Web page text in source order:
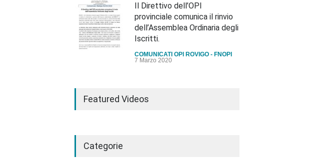
Il Direttivo dell’OPI
provinciale comunica il rinvio
dell’Assemblea Ordinaria degli
Iscritti.
COMUNICATI OPI ROVIGO - FNOPI
7 Marzo 2020
degli Iscritti del 29.10.2020
COMUNICATI OPI ROVIGO - FNOPI
OPI Rovigo
Featured Videos
Categorie